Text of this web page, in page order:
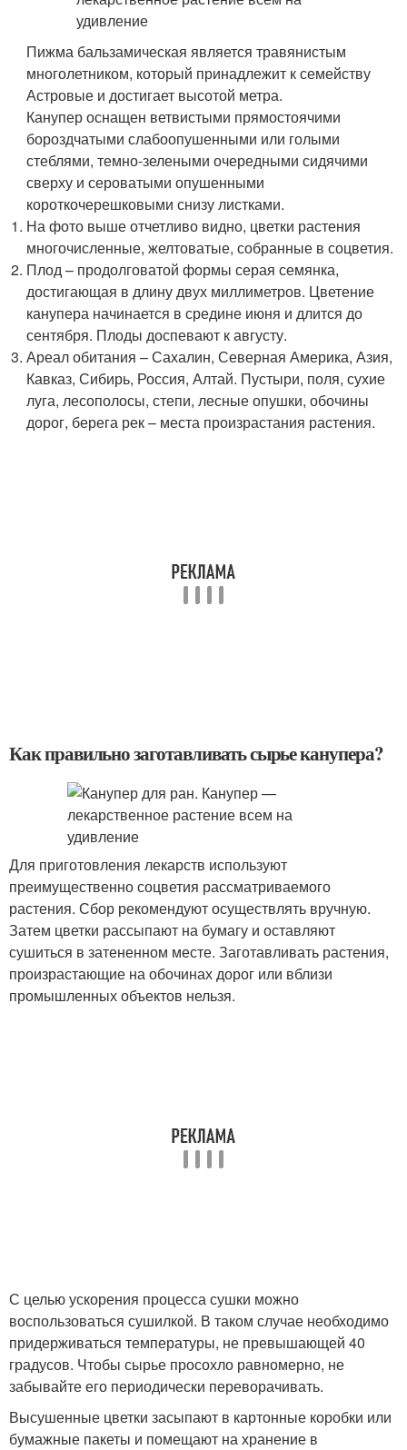
Пижма бальзамическая является травянистым
многолетником, который принадлежит к семейству
Астровые и достигает высотой метра.
Канупер оснащен ветвистыми прямостоячими
бороздчатыми слабоопушенными или голыми
стеблями, темно-зелеными очередными сидячими
сверху и сероватыми опушенными
короткочерешковыми снизу листками.
На фото выше отчетливо видно, цветки растения
многочисленные, желтоватые, собранные в соцветия.
Плод – продолговатой формы серая семянка,
достигающая в длину двух миллиметров. Цветение
канупера начинается в средине июня и длится до
сентября. Плоды доспевают к августу.
Ареал обитания – Сахалин, Северная Америка, Азия,
Кавказ, Сибирь, Россия, Алтай. Пустыри, поля, сухие
луга, лесополосы, степи, лесные опушки, обочины
дорог, берега рек – места произрастания растения.
Как правильно заготавливать сырье канупера?
Для приготовления лекарств используют
преимущественно соцветия рассматриваемого
растения. Сбор рекомендуют осуществлять вручную.
Затем цветки рассыпают на бумагу и оставляют
сушиться в затененном месте. Заготавливать растения,
произрастающие на обочинах дорог или вблизи
промышленных объектов нельзя.
С целью ускорения процесса сушки можно
воспользоваться сушилкой. В таком случае необходимо
придерживаться температуры, не превышающей 40
градусов. Чтобы сырье просохло равномерно, не
забывайте его периодически переворачивать.
Высушенные цветки засыпают в картонные коробки или
бумажные пакеты и помещают на хранение в